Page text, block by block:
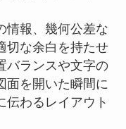
情報、幾何公差な
切な余白を持たせ
バランスや文字の
面を開いた瞬間に
伝わるレイアウト